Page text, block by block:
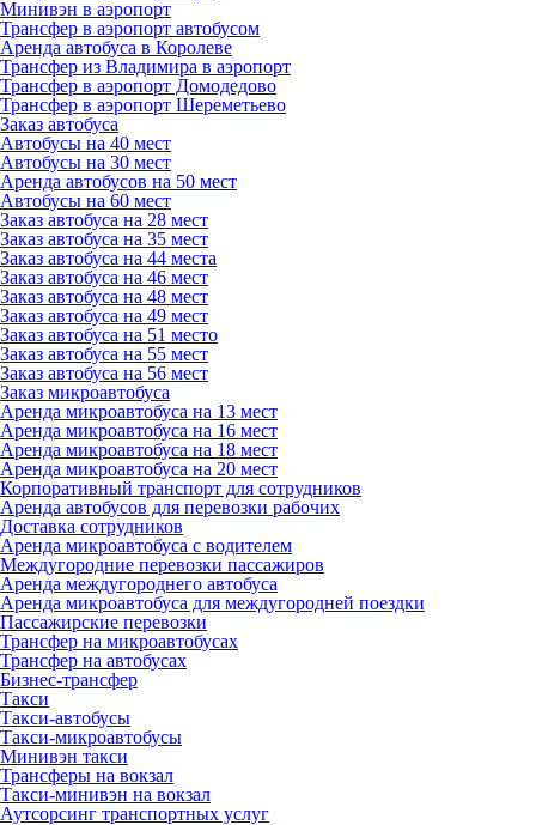
Минивэн в аэропорт
Трансфер в аэропорт автобусом
Аренда автобуса в Королеве
Трансфер из Владимира в аэропорт
Трансфер в аэропорт Домодедово
Трансфер в аэропорт Шереметьево
Заказ автобуса
Автобусы на 40 мест
Автобусы на 30 мест
Аренда автобусов на 50 мест
Автобусы на 60 мест
Заказ автобуса на 28 мест
Заказ автобуса на 35 мест
Заказ автобуса на 44 места
Заказ автобуса на 46 мест
Заказ автобуса на 48 мест
Заказ автобуса на 49 мест
Заказ автобуса на 51 место
Заказ автобуса на 55 мест
Заказ автобуса на 56 мест
Заказ микроавтобуса
Аренда микроавтобуса на 13 мест
Аренда микроавтобуса на 16 мест
Аренда микроавтобуса на 18 мест
Аренда микроавтобуса на 20 мест
Корпоративный транспорт для сотрудников
Аренда автобусов для перевозки рабочих
Доставка сотрудников
Аренда микроавтобуса с водителем
Междугородние перевозки пассажиров
Аренда междугороднего автобуса
Аренда микроавтобуса для междугородней поездки
Пассажирские перевозки
Трансфер на микроавтобусах
Трансфер на автобусах
Бизнес-трансфер
Такси
Такси-автобусы
Такси-микроавтобусы
Минивэн такси
Трансферы на вокзал
Такси-минивэн на вокзал
Аутсорсинг транспортных услуг